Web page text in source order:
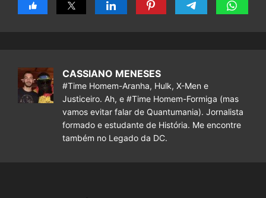
CASSIANO MENESES
#Time Homem-Aranha, Hulk, X-Men e
Justiceiro. Ah, e #Time Homem-Formiga (mas
vamos evitar falar de Quantumania). Jornalista
formado e estudante de História. Me encontre
também no Legado da DC.